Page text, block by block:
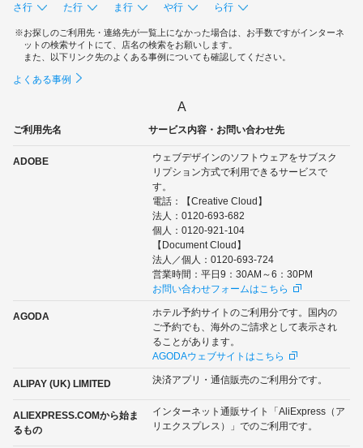
さ行 た行 ま行 や行 ら行
お探しのご利用先・連絡先が一覧上になかった場合は、お手数ですがインターネ
ットの検索サイトにて、店名の検索をお願いします。
また、以下リンク先のよくある事例についても確認してください。
よくある事例
A
ご利用先名 サービス内容・お問い合わせ先
ADOBE
ウェブデザインのソフトウェアをサブスク
リプション方式で利用できるサービスで
す。
電話：【Creative Cloud】
法人：0120-693-682
個人：0120-921-104
【Document Cloud】
法人／個人：0120-693-724
営業時間：平日9：30AM～6：30PM
お問い合わせフォームはこちら
AGODA
ホテル予約サイトのご利用分です。国内の
ご予約でも、海外のご請求として表示され
ることがあります。
AGODAウェブサイトはこちら
ALIPAY (UK) LIMITED 決済アプリ・通信販売のご利用分です。
ALIEXPRESS.COMから始ま
るもの
インターネット通販サイト「AliExpress（ア
リエクスプレス）」でのご利用です。